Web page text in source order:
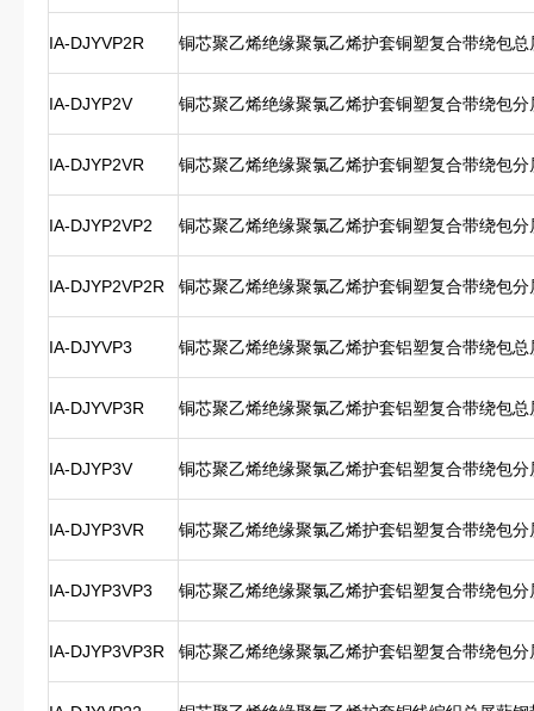
IA-DJYVP2R 铜芯聚乙烯绝缘聚氯乙烯护套铜塑复合带绕包
IA-DJYP2V 铜芯聚乙烯绝缘聚氯乙烯护套铜塑复合带绕包
IA-DJYP2VR 铜芯聚乙烯绝缘聚氯乙烯护套铜塑复合带绕包
IA-DJYP2VP2 铜芯聚乙烯绝缘聚氯乙烯护套铜塑复合带绕包
IA-DJYP2VP2R 铜芯聚乙烯绝缘聚氯乙烯护套铜塑复合带绕包
IA-DJYVP3 铜芯聚乙烯绝缘聚氯乙烯护套铝塑复合带绕包
IA-DJYVP3R 铜芯聚乙烯绝缘聚氯乙烯护套铝塑复合带绕包
IA-DJYP3V 铜芯聚乙烯绝缘聚氯乙烯护套铝塑复合带绕包
IA-DJYP3VR 铜芯聚乙烯绝缘聚氯乙烯护套铝塑复合带绕包
IA-DJYP3VP3 铜芯聚乙烯绝缘聚氯乙烯护套铝塑复合带绕包
IA-DJYP3VP3R 铜芯聚乙烯绝缘聚氯乙烯护套铝塑复合带绕包